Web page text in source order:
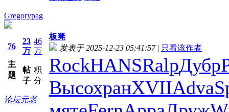
Gregorypag
76
主
题
23
万
帖
子
46
万
积
分
论坛元老
板凳
发表于 2025-12-23 05:41:57 | 只看该作者
RockHANSRalpДубр
ВысохранXVIIAdva